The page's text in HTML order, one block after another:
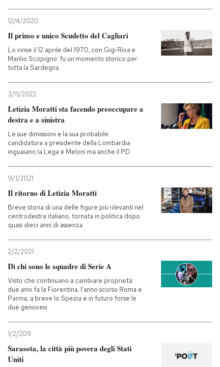
12/4/2020
Il primo e unico Scudetto del Cagliari
Lo vinse il 12 aprile del 1970, con Gigi Riva e
Manlio Scopigno: fu un momento storico per
tutta la Sardegna
3/11/2022
Letizia Moratti sta facendo preoccupare a
destra e a sinistra
Le sue dimissioni e la sua probabile
candidatura a presidente della Lombardia
inguaiano la Lega e Meloni ma anche il PD
9/1/2021
Il ritorno di Letizia Moratti
Breve storia di una delle figure più rilevanti nel
centrodestra italiano, tornata in politica dopo
quasi dieci anni di assenza
2/2/2021
Di chi sono le squadre di Serie A
Visto che continuano a cambiare proprietà:
due anni fa la Fiorentina, l'anno scorso Roma e
Parma, a breve lo Spezia e in futuro forse le
due genovesi
1/2/2011
Sarasota, la città più povera degli Stati
Uniti